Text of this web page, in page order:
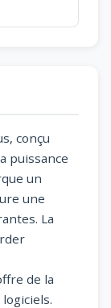
conçu
puissance
un
une
La
de la